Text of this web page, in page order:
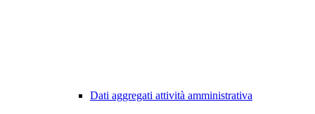
Dati aggregati attività amministrativa